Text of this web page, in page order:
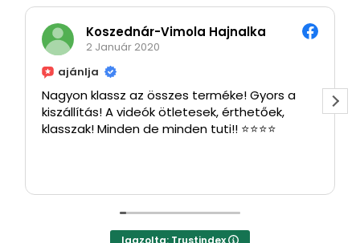
Koszednár-Vimola Hajnalka
2 Január 2020
ajánlja
Nagyon klassz az összes terméke! Gyors a
kiszállítás! A videók ötletesek, érthetőek,
klasszak! Minden de minden tuti!! ⭐⭐⭐⭐
Igazolta: Trustindex